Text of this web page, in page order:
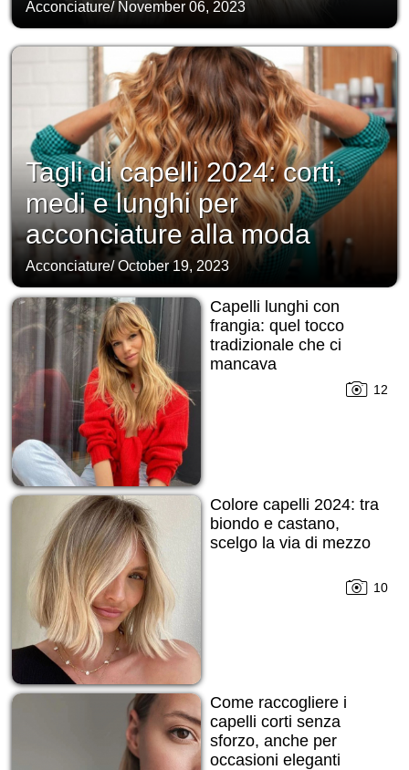
Acconciature/ November 06, 2023
Tagli di capelli 2024: corti,
medi e lunghi per
acconciature alla moda
Acconciature/October 19, 2023
Capelli lunghi con
frangia: quel tocco
tradizionale che ci
mancava
12
Colore capelli 2024: tra
biondo e castano,
scelgo la via di mezzo
10
Come raccogliere i
capelli corti senza
sforzo, anche per
occasioni eleganti